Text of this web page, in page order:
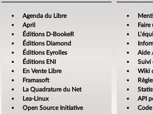
Agenda du Libre
April
Éditions D-BookeR
Éditions Diamond
Éditions Eyrolles
Éditions ENI
En Vente Libre
Framasoft
La Quadrature du Net
Lea-Linux
Open Source Initiative
Aide
Suivi
Wiki
API